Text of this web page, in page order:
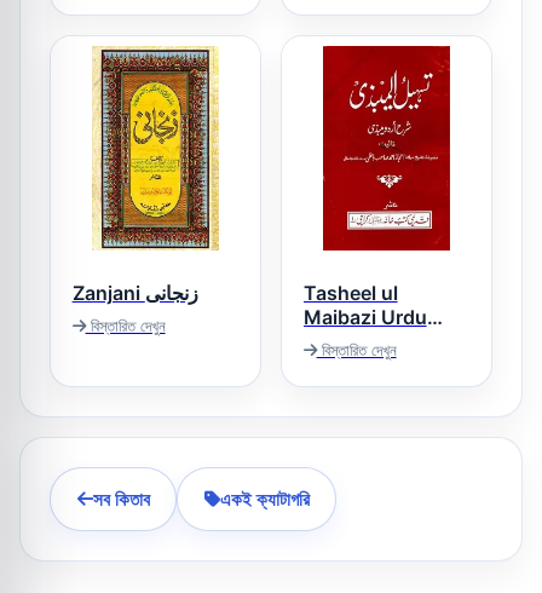
شرح مواقف
Zanjani زنجانی
বিস্তারিত দেখুন
Tasheel ul
Maibazi Urdu
Sharh Al Maibazi
تسھیل المیبذی اردو
شرح المیبذی
বিস্তারিত দেখুন
সব কিতাব একই ক্যাটাগরি